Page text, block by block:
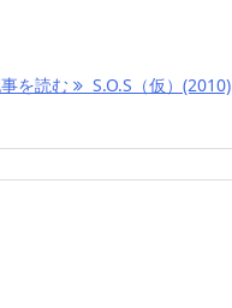
を読む S.O.S（仮）(2010)